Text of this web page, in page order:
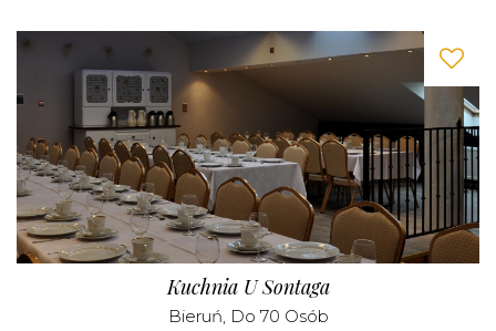
Kuchnia U Sontaga
Bieruń, Do 70 Osób